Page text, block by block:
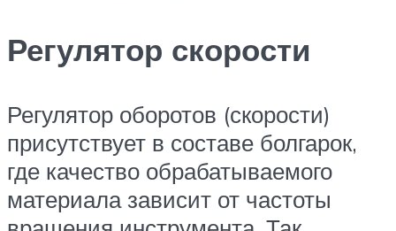
Регулятор скорости
Регулятор оборотов (скорости)
присутствует в составе болгарок,
где качество обрабатываемого
материала зависит от частоты